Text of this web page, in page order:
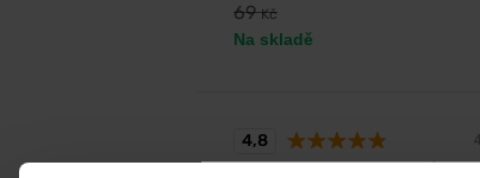
69Kč
Na skladě
4,8